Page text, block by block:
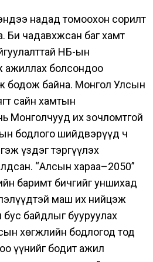
надад томоохон сорилт
Би чадавхжсан баг хамт
НҮБ-ын
ажиллах болсондоо
бодож байна. Монгол Улсын
сайн хамтын
Монголчууд их зочломтгой
бодлого шийдвэрүүд ч
үздэг тэргүүлэх
“Алсын хараа–2050”
баримт бичгийг уншихад
маш их нийцэж
бус байдлыг бууруулах
хөгжлийн бодлогод тод
үүнийг бодит ажил